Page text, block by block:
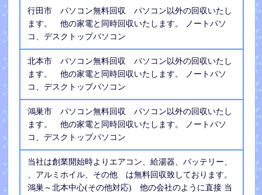
行田市 パソコン無料回収 パソコン以外の回収いたし
ます。 他の家電と同時回収いたします。 ノートパソ
コ、デスクトップパソコン
北本市 パソコン無料回収 パソコン以外の回収いたし
ます。 他の家電と同時回収いたします。 ノートパソ
コ、デスクトップパソコン
鴻巣市 パソコン無料回収 パソコン以外の回収いたし
ます。 他の家電と同時回収いたします。 ノートパソ
コ、デスクトップパソコン
当社は創業開始時よりエアコン、給湯器、バッテリー、
、アルミホイル、その他 は無料回収致しております。
鴻巣～北本中心(その他対応) 他の会社のように直接 当